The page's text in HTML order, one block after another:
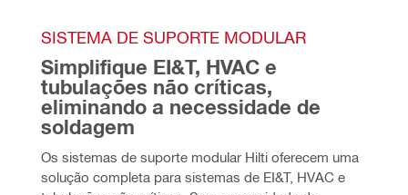
SISTEMA DE SUPORTE MODULAR
Simplifique EI&T, HVAC e
tubulações não críticas,
eliminando a necessidade de
soldagem
Os sistemas de suporte modular Hilti oferecem uma
solução completa para sistemas de EI&T, HVAC e